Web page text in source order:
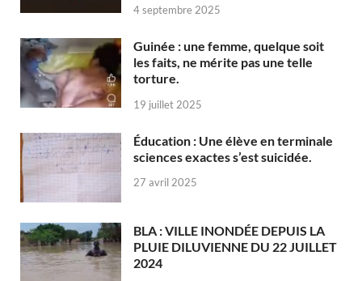
4 septembre 2025
Guinée : une femme, quelque soit
les faits, ne mérite pas une telle
torture.
19 juillet 2025
Éducation : Une élève en terminale
sciences exactes s’est suicidée.
27 avril 2025
BLA : VILLE INONDÉE DEPUIS LA
PLUIE DILUVIENNE DU 22 JUILLET
2024